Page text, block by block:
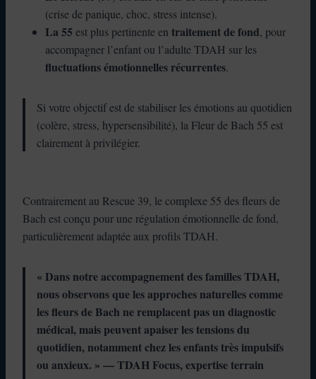
(crise de panique, choc, stress intense).
La 55 est plus pertinente en traitement de fond, pour
accompagner l’enfant ou l’adulte TDAH sur les
fluctuations émotionnelles récurrentes.
Si votre objectif est de stabiliser les émotions au quotidien
(colère, stress, hypersensibilité), la Fleur de Bach 55 est
clairement à privilégier.
Contrairement au Rescue 39, le complexe 55 des fleurs de
Bach est conçu pour une régulation émotionnelle de fond,
particulièrement adaptée aux profils TDAH.
« Dans notre accompagnement des familles TDAH,
nous observons que les approches naturelles comme
les fleurs de Bach ne remplacent pas un diagnostic
médical, mais peuvent apaiser les tensions du
quotidien, notamment chez les enfants très impulsifs
ou anxieux. » — TDAH Focus, expertise terrain